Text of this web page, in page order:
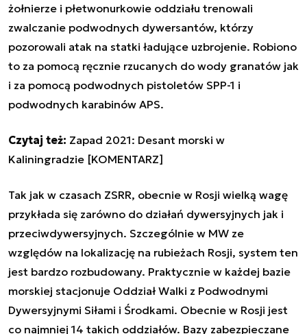
żołnierze i płetwonurkowie oddziału trenowali
zwalczanie podwodnych dywersantów, którzy
pozorowali atak na statki ładujące uzbrojenie. Robiono
to za pomocą ręcznie rzucanych do wody granatów jak
i za pomocą podwodnych pistoletów SPP-1 i
podwodnych karabinów APS.
Czytaj też: Zapad 2021: Desant morski w
Kaliningradzie [KOMENTARZ]
Tak jak w czasach ZSRR, obecnie w Rosji wielką wagę
przykłada się zarówno do działań dywersyjnych jak i
przeciwdywersyjnych. Szczególnie w MW ze
względów na lokalizację na rubieżach Rosji, system ten
jest bardzo rozbudowany. Praktycznie w każdej bazie
morskiej stacjonuje Oddział Walki z Podwodnymi
Dywersyjnymi Siłami i Środkami. Obecnie w Rosji jest
co najmniej 14 takich oddziałów. Bazy zabezpieczane